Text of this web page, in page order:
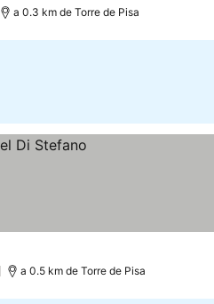
a 0.3 km de Torre de Pisa
a 0.5 km de Torre de Pisa